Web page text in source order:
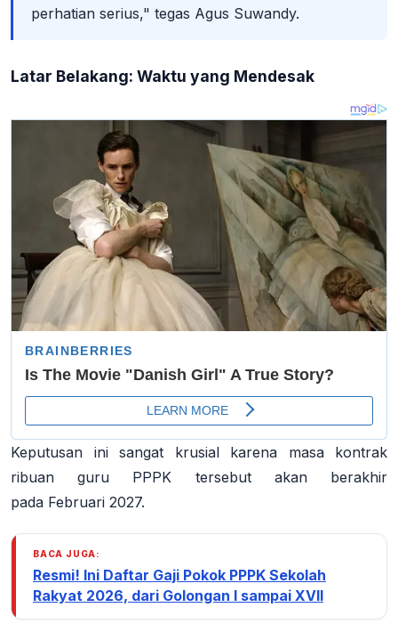
perhatian serius," tegas Agus Suwandy.
Latar Belakang: Waktu yang Mendesak
Keputusan ini sangat krusial karena masa kontrak
ribuan guru PPPK tersebut akan berakhir
pada Februari 2027.
BACA JUGA:
Resmi! Ini Daftar Gaji Pokok PPPK Sekolah
Rakyat 2026, dari Golongan I sampai XVII